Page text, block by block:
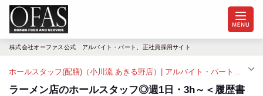
株式会社オーファス公式 アルバイト・パート、正社員採用サイト
ホールスタッフ(配膳)（小川流 あきる野店）| アルバイト・パート求人（東秋留駅）
ラーメン店のホールスタッフ◎週1日・3h～＜履歴書